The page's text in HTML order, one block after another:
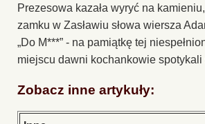
Prezesowa kazała wyryć na
zamku w Zasławiu słowa wiersza
„Do M***” - na pamiątkę tej
miejscu dawni kochankowie spotykali
Zobacz inne artykuły: